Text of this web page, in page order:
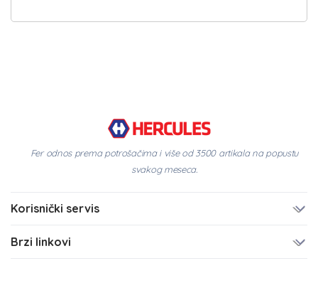
Fer odnos prema potrošačima i više od 3500 artikala na popustu
svakog meseca.
Korisnički servis
Brzi linkovi